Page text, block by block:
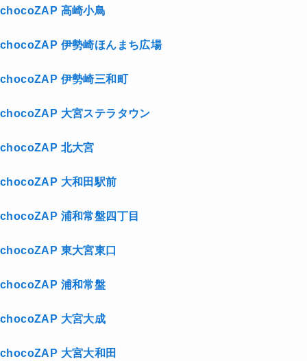
chocoZAP 高崎小鳥
chocoZAP 伊勢崎ほんまち広場
chocoZAP 伊勢崎三和町
chocoZAP 大宮ステラタウン
chocoZAP 北大宮
chocoZAP 大和田駅前
chocoZAP 浦和常盤四丁目
chocoZAP 東大宮東口
chocoZAP 浦和常盤
chocoZAP 大宮大成
chocoZAP 大宮大和田